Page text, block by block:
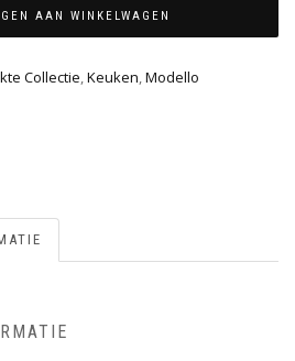
AAN WINKELWAGEN
Collectie,Keuken,Modello